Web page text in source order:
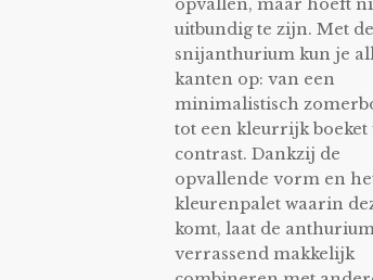
opvallen, maar hoeft
uitbundig te zijn. Met de
snijanthurium kun je
kanten op: van een
minimalistisch
tot een kleurrijk boeket
contrast. Dankzij de
opvallende vorm en
kleurenpalet waarin
komt, laat de
verrassend makkelijk